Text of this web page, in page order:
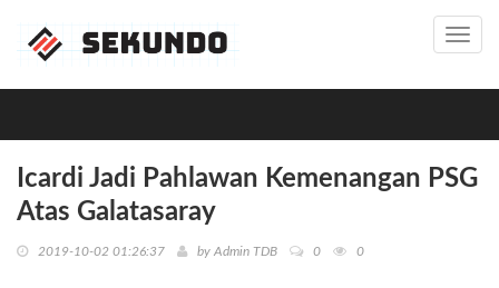
Icardi Jadi Pahlawan Kemenangan PSG
Atas Galatasaray
2019-10-02 01:26:37 by Admin TDB 0 0